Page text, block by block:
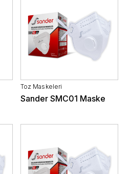
Toz Maskeleri
Sander SMC01 Maske